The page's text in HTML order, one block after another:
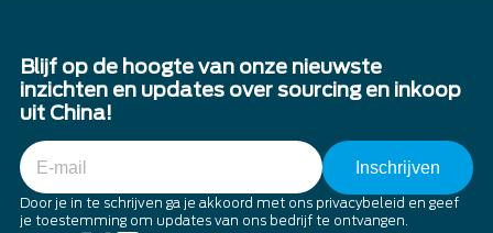
Blijf op de hoogte van onze nieuwste
inzichten en updates over sourcing en inkoop
uit China!
E-
mail
Door je in te schrijven ga je akkoord met ons privacybeleid en geef
je toestemming om updates van ons bedrijf te ontvangen.